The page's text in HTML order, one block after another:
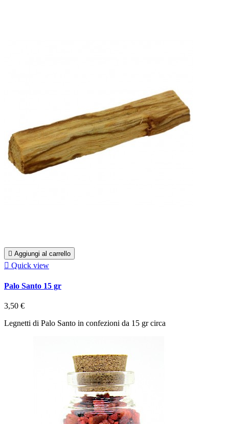
 Aggiungi al carrello
 Quick view
Palo Santo 15 gr
3,50 €
Legnetti di Palo Santo in confezioni da 15 gr circa